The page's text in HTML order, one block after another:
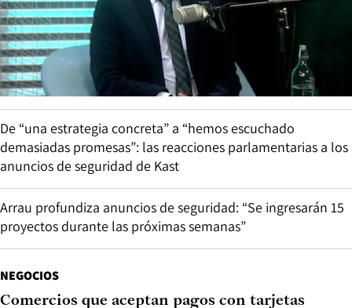
De “una estrategia concreta” a “hemos escuchado
demasiadas promesas”: las reacciones parlamentarias a los
anuncios de seguridad de Kast
Arrau profundiza anuncios de seguridad: “Se ingresarán 15
proyectos durante las próximas semanas”
NEGOCIOS
Comercios que aceptan pagos con tarjetas